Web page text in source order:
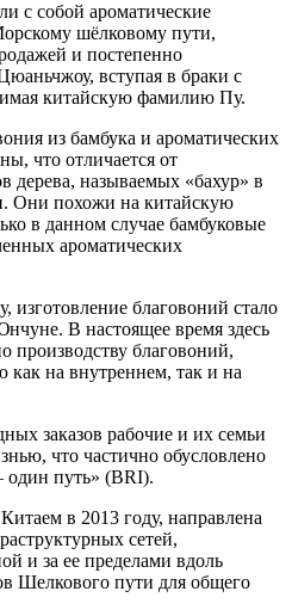
с собой ароматические
шёлковому пути,
и постепенно
вступая в браки с
китайскую фамилию Пу.
из бамбука и ароматических
что отличается от
дерева, называемых «бахур» в
Они похожи на китайскую
в данном случае бамбуковые
ароматических
изготовление благовоний стало
В настоящее время здесь
производству благовоний,
на внутреннем, так и на
заказов рабочие и их семьи
что частично обусловлено
путь» (BRI).
в 2013 году, направлена
сетей,
и за ее пределами вдоль
Шелкового пути для общего